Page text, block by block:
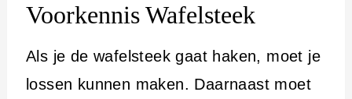
Voorkennis Wafelsteek
Als je de wafelsteek gaat haken, moet je
lossen kunnen maken. Daarnaast moet